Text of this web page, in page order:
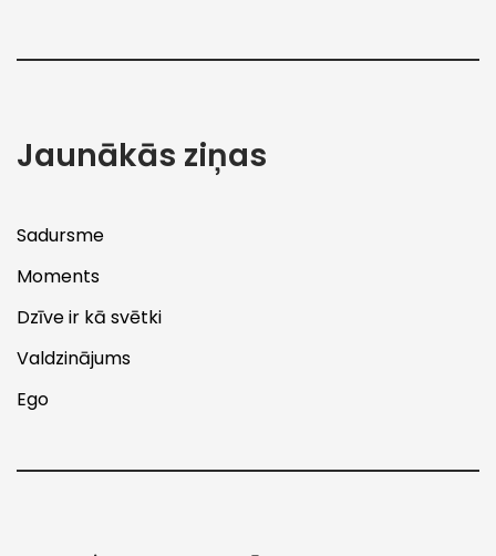
Jaunākās ziņas
Sadursme
Moments
Dzīve ir kā svētki
Valdzinājums
Ego